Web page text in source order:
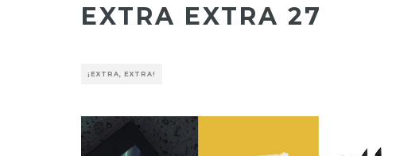
EXTRA EXTRA 27
¡EXTRA, EXTRA!